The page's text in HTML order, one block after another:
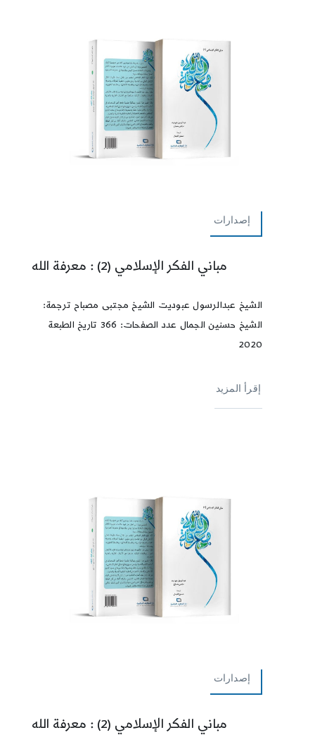
إصدارات
مباني الفكر الإسلامي (2) : معرفة الله
الشيخ عبدالرسول عبوديت الشيخ مجتبى مصباح ترجمة:
الشيخ حسنين الجمال عدد الصفحات: 366 تاريخ الطبعة
2020
إقرأ المزيد
إصدارات
مباني الفكر الإسلامي (2) : معرفة الله